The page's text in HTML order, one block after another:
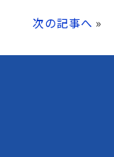
次の記事へ »